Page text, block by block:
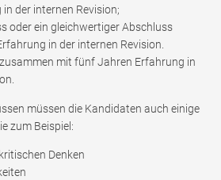
der internen Revision;
oder ein gleichwertiger Abschluss
in der internen Revision.
mit fünf Jahren Erfahrung in
müssen die Kandidaten auch einige
zum Beispiel:
Denken